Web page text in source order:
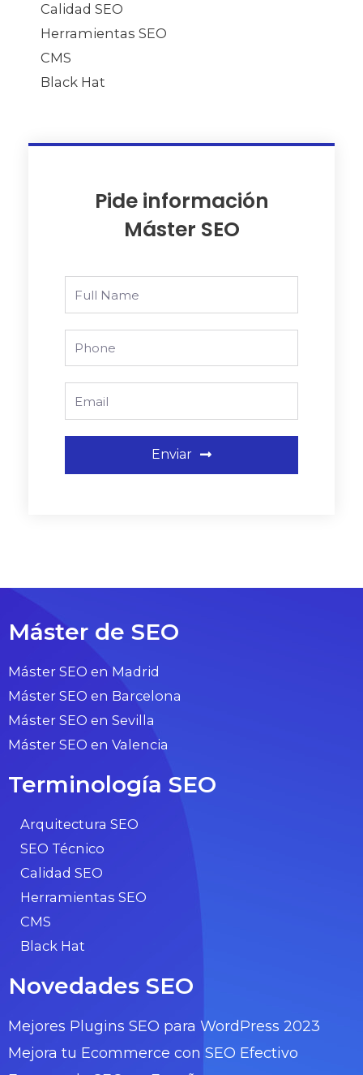
Calidad SEO
Herramientas SEO
CMS
Black Hat
Pide información
Máster SEO
Full
Name
Phone
Email
Enviar
Máster de SEO
Máster SEO en Madrid
Máster SEO en Barcelona
Máster SEO en Sevilla
Máster SEO en Valencia
Terminología SEO
Arquitectura SEO
SEO Técnico
Calidad SEO
Herramientas SEO
CMS
Black Hat
Novedades SEO
Mejores Plugins SEO para WordPress 2023
Mejora tu Ecommerce con SEO Efectivo